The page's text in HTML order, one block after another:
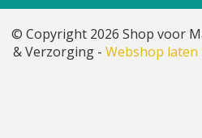
© Copyright 2026 Shop voor
& Verzorging - Webshop laten